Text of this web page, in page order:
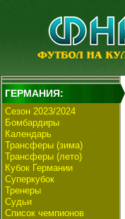
ГЕРМАНИЯ:
Сезон 2023/2024
Бомбардиры
Календарь
Трансферы (зима)
Трансферы (лето)
Кубок Германии
Суперкубок
Тренеры
Судьи
Список чемпионов